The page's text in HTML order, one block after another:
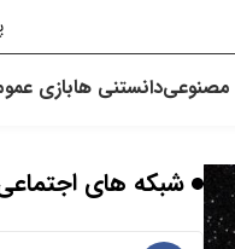
دانستنی هابازی
شبکه های